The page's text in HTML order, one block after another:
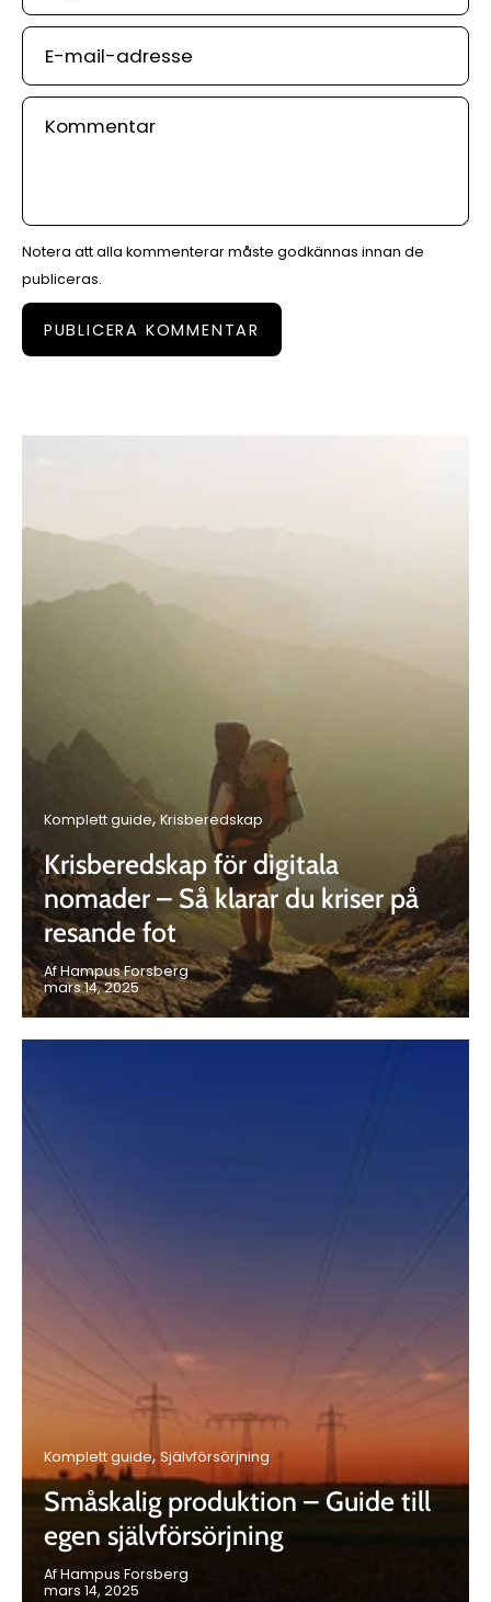
E-
mail-
adresse
Kommentar
Notera att alla kommenterar måste godkännas innan de
publiceras.
PUBLICERA KOMMENTAR
Komplett guide Krisberedskap
Krisberedskap för digitala
nomader – Så klarar du kriser på
resande fot
Af Hampus Forsberg
mars 14, 2025
Komplett guide Självförsörjning
Småskalig produktion – Guide till
egen självförsörjning
Af Hampus Forsberg
mars 14, 2025